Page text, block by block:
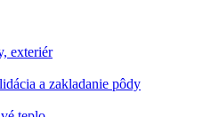
exteriér
a zakladanie pôdy